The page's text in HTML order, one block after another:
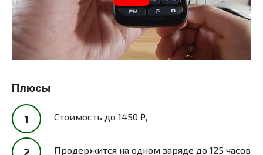
Плюсы
Стоимость до 1450 ₽,
Продержится на одном заряде до 125 часов